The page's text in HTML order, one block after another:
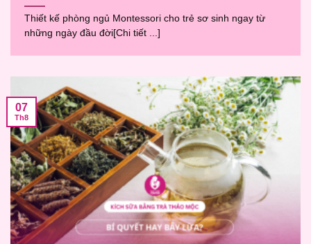
Thiết kế phòng ngủ Montessori cho trẻ sơ sinh ngay từ
những ngày đầu đời[Chi tiết ...]
07
Th8